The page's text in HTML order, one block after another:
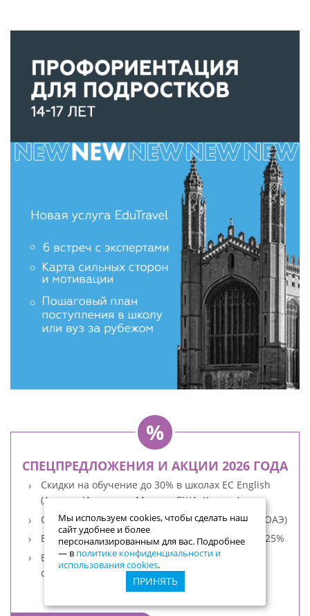
СПЕЦПРЕДЛОЖЕНИЯ И АКЦИИ 2026 ГОДА
Скидки на обучение до 30% в школах EC English
(Англия, Ирландия, Мальта, США, Канада)
Скидки на обучение до 25% в школе ES Dubai (ОАЭ)
В школах ILAC (Канада) скидки на обучение до 25%
В школах St Giles (Великобритания) скидки на
обучение до 30%
Мы используем cookies, чтобы сделать наш
сайт удобнее и более
персонализированным для вас. Подробнее
— в политике конфиденциальности и
использования cookies.
ПРИНЯТЬ